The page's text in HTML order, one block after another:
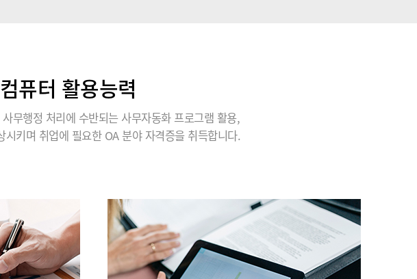
퓨터 활용능력
무행정 처리에 수반되는 사무자동화 프로그램 활용,
키며 취업에 필요한 OA 분야 자격증을 취득합니다.